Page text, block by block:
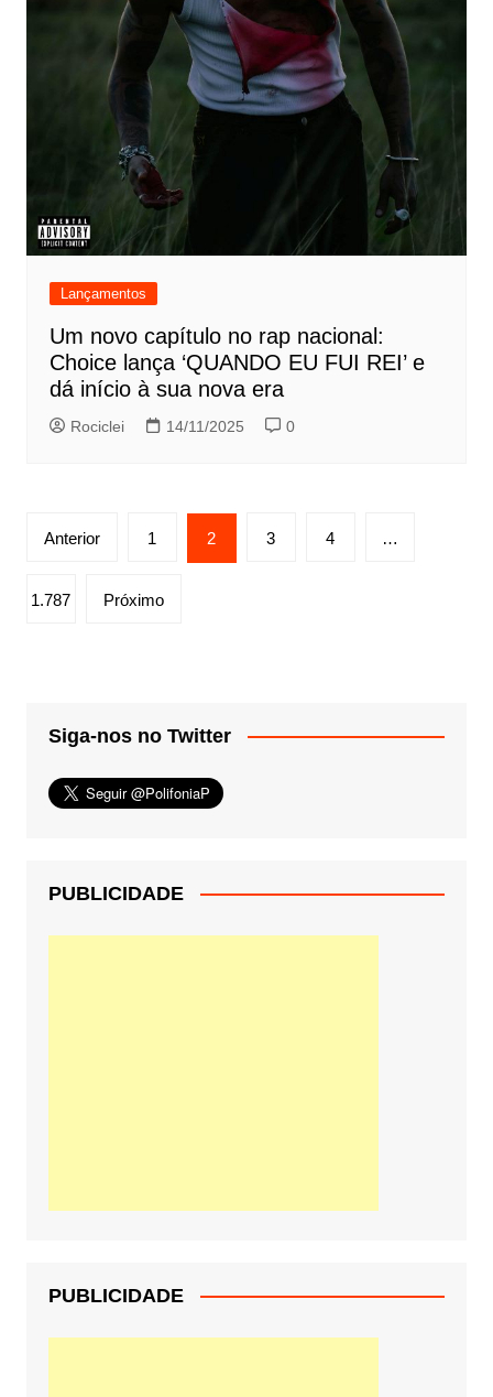
Lançamentos
Um novo capítulo no rap nacional:
Choice lança ‘QUANDO EU FUI REI’ e
dá início à sua nova era
Rociclei 14/11/2025 0
Paginação
posts
Anterior 1 2 3 4 …
1.787 Próximo
Siga-nos no Twitter
PUBLICIDADE
PUBLICIDADE